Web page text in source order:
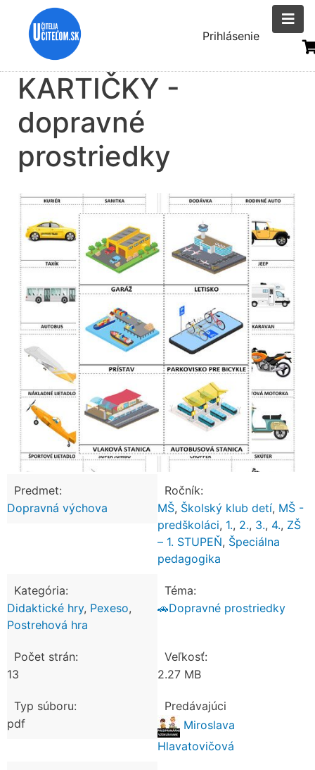
Menu
Prihlásenie
KARTIČKY -
dopravné
prostriedky
Predmet:
Dopravná výchova
Ročník:
MŠ, Školský klub detí, MŠ -
predškoláci, 1., 2., 3., 4., ZŠ
– 1. STUPEŇ, Špeciálna
pedagogika
Kategória:
Didaktické hry, Pexeso,
Postrehová hra
Téma:
🚗Dopravné prostriedky
Počet strán:
13
Veľkosť:
2.27 MB
Typ súboru:
pdf
Predávajúci
Miroslava
Hlavatovičová